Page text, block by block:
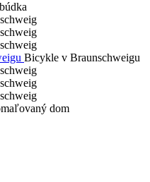
Bicykle v Braunschweigu
dom